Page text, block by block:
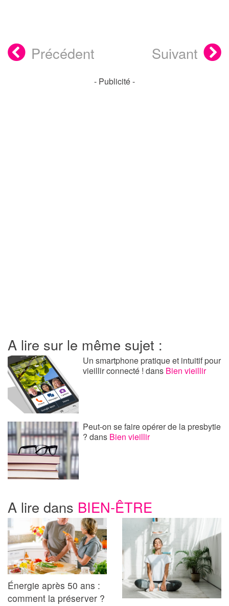
Précédent Suivant
- Publicité -
A lire sur le même sujet :
Un smartphone pratique et intuitif pour
vieillir connecté !dans Bien vieillir
Peut-on se faire opérer de la presbytie
?dans Bien vieillir
A lire dans BIEN-ÊTRE
Énergie après 50 ans :
comment la préserver ?